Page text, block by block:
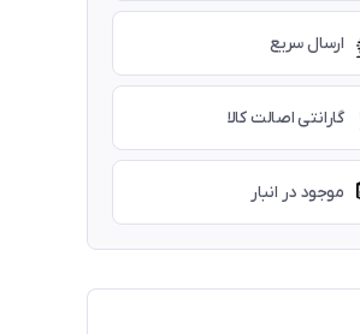
ارسال سریع
گارانتی اصالت کالا
موجود در انبار